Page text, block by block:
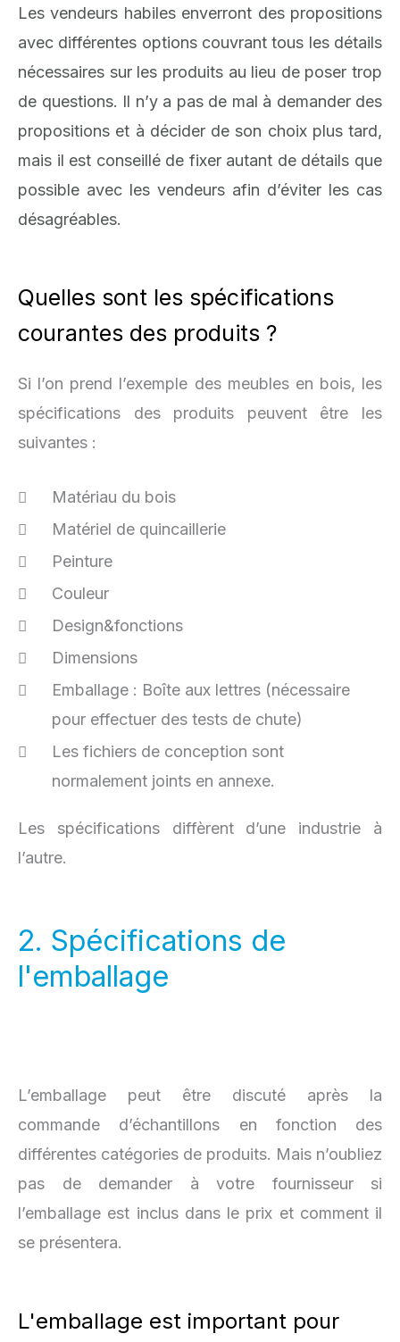
Les vendeurs habiles enverront des propositions
avec différentes options couvrant tous les détails
nécessaires sur les produits au lieu de poser trop
de questions. Il n’y a pas de mal à demander des
propositions et à décider de son choix plus tard,
mais il est conseillé de fixer autant de détails que
possible avec les vendeurs afin d’éviter les cas
désagréables.
Quelles sont les spécifications
courantes des produits ?
Si l’on prend l’exemple des meubles en bois, les
spécifications des produits peuvent être les
suivantes :
Matériau du bois
Matériel de quincaillerie
Peinture
Couleur
Design&fonctions
Dimensions
Emballage : Boîte aux lettres (nécessaire
pour effectuer des tests de chute)
Les fichiers de conception sont
normalement joints en annexe.
Les spécifications diffèrent d’une industrie à
l’autre.
2. Spécifications de
l'emballage
L’emballage peut être discuté après la
commande d’échantillons en fonction des
différentes catégories de produits. Mais n’oubliez
pas de demander à votre fournisseur si
l’emballage est inclus dans le prix et comment il
se présentera.
L'emballage est important pour